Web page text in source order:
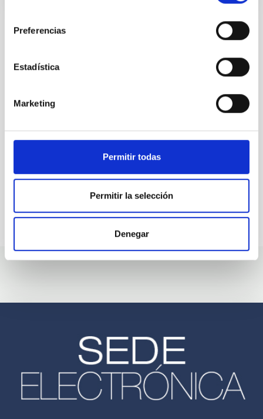
Preferencias
Estadística
Marketing
Permitir todas
Permitir la selección
Denegar
estamos buscando gente
con talento.